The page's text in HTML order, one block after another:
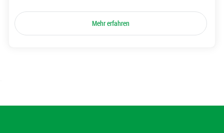
Mehr erfahren